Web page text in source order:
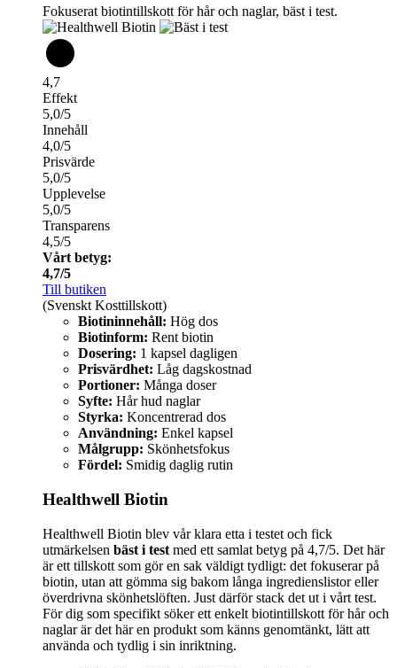
Fokuserat biotintillskott för hår och naglar, bäst i test.
4,7
Effekt
5,0/5
Innehåll
4,0/5
Prisvärde
5,0/5
Upplevelse
5,0/5
Transparens
4,5/5
Vårt betyg:
4,7/5
Till butiken
(Svenskt Kosttillskott)
Biotininnehåll: Hög dos
Biotinform: Rent biotin
Dosering: 1 kapsel dagligen
Prisvärdhet: Låg dagskostnad
Portioner: Många doser
Syfte: Hår hud naglar
Styrka: Koncentrerad dos
Användning: Enkel kapsel
Målgrupp: Skönhetsfokus
Fördel: Smidig daglig rutin
Healthwell Biotin
Healthwell Biotin blev vår klara etta i testet och fick
utmärkelsen bäst i test med ett samlat betyg på 4,7/5. Det här
är ett tillskott som gör en sak väldigt tydligt: det fokuserar på
biotin, utan att gömma sig bakom långa ingredienslistor eller
överdrivna skönhetslöften. Just därför stack det ut i vårt test.
För dig som specifikt söker ett enkelt biotintillskott för hår och
naglar är det här en produkt som känns genomtänkt, lätt att
använda och tydlig i sin inriktning.